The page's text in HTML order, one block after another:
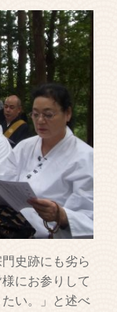
史跡にも劣ら
にお参りして
い。」と述べ